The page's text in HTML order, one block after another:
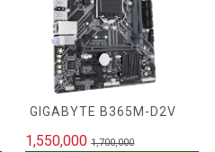
GIGABYTE B365M-D2V
1,550,000 1,700,000